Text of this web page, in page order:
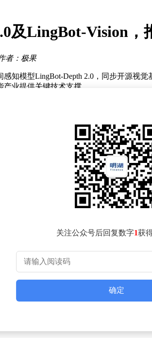
何？
与产业化
中国市场成关键变量
流新效能
及LingBot-Vision，
者：极果
知模型LingBot-Depth 2.0，同步开源视
业提供关键技术支撑。
解决透明反光场景感知难题的基础上，
从0.132降至0.062），在玻璃、镜面
显著优化。
构"作为预训练目标，构建起机器人从"
物体边界。目前开源的ViT-G/L/B/S四
合开发的RGB-D版本EGO数据采集设
系列相机的机器人直接获得商业级深
希望通过开放技术生态与行业共建机器
号传感器的时空深度估计任务中均表现出
关注公众号后回复数字1获
确定